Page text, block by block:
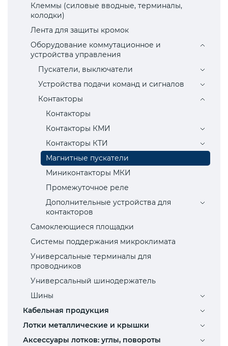
Клеммы (силовые вводные, терминалы,
колодки)
Лента для защиты кромок
Оборудование коммутационное и
устройства управления
Пускатели, выключатели
Устройства подачи команд и сигналов
Контакторы
Контакторы
Контакторы КМИ
Контакторы КТИ
Магнитные пускатели
Миниконтакторы МКИ
Промежуточное реле
Дополнительные устройства для
контакторов
Самоклеющиеся площадки
Системы поддержания микроклимата
Универсальные терминалы для
проводников
Универсальный шинодержатель
Шины
Кабельная продукция
Лотки металлические и крышки
Аксессуары лотков: углы, повороты